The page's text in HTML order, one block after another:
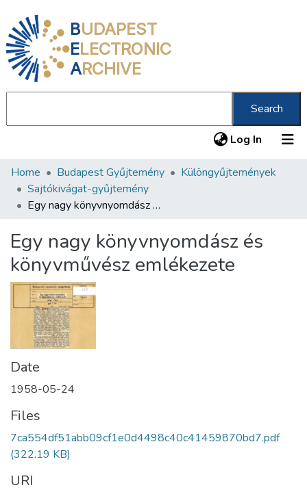
BUDAPEST
ELECTRONIC
ARCHIVE
Search
Log In (current)
Communities & Collections
All of DSpace
About us
Home Budapest Gyűjtemény
Különgyűjtemények
Sajtókivágat-gyűjtemény
Egy nagy könyvnyomdász és könyvművész emlékezete
Egy nagy könyvnyomdász és
könyvművész emlékezete
Date
1958-05-24
Files
7ca554df51abb09cf1e0d4498c40c41459870bd7.pdf
(322.19 KB)
URI